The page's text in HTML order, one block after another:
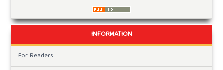
INFORMATION
For Readers